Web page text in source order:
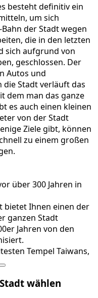
besteht definitiv ein
um sich
der Stadt wegen
die in den letzten
sich aufgrund von
geschlossen. Der
Autos und
Stadt verläuft das
dem man das ganze
es auch einen kleinen
von der Stadt
Ziele gibt, können
zu einem großen
über 300 Jahren in
bietet Ihnen einen der
ganzen Stadt
Jahren von den
Tempel Taiwans,
wählen